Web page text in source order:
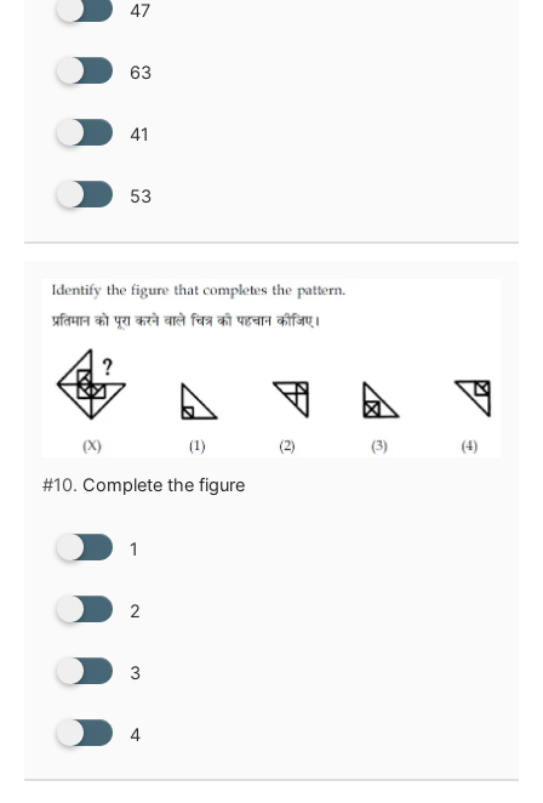
47
63
41
53
#10. Complete the figure
1
2
3
4